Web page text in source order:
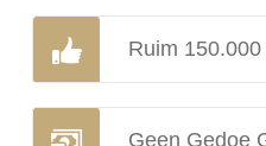
Ruim
Geen Gedoe